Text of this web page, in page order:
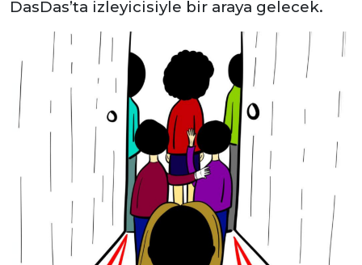
DasDas’ta izleyicisiyle bir araya gelecek.